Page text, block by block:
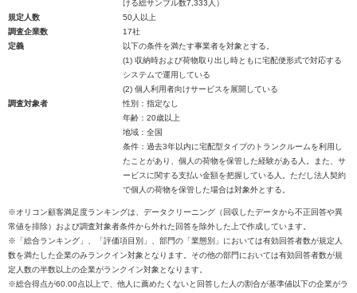
ける総サンプル数7,333人）
規定人数
50人以上
調査企業数
17社
定義
以下の条件を満たす事業者を対象とする。
(1) 収納時および荷物取り出し時ともに宅配便形式で対応する
システムで運用している
(2) 個人利用者向けサービスを展開している
調査対象者
性別：指定なし
年齢：20歳以上
地域：全国
条件：過去3年以内に宅配型タイプのトランクルームを利用し
たことがあり、個人の荷物を保管した経験がある人。また、サ
ービスに関する支払い金額を把握している人。ただし法人契約
で個人の荷物を保管した場合は対象外とする。
※オリコン顧客満足度ランキングは、データクリーニング（回収したデータから不正回答や異
常値を排除）および調査対象者条件から外れた回答を除外した上で作成しています。
※「総合ランキング」、「評価項目別」、部門の「業態別」においては有効回答者数が規定人
数を満たした企業のみランクイン対象となります。その他の部門においては有効回答者数が規
定人数の半数以上の企業がランクイン対象となります。
※総合得点が60.00点以上で、他人に薦めたくないと回答した人の割合が基準値以下の企業がラ